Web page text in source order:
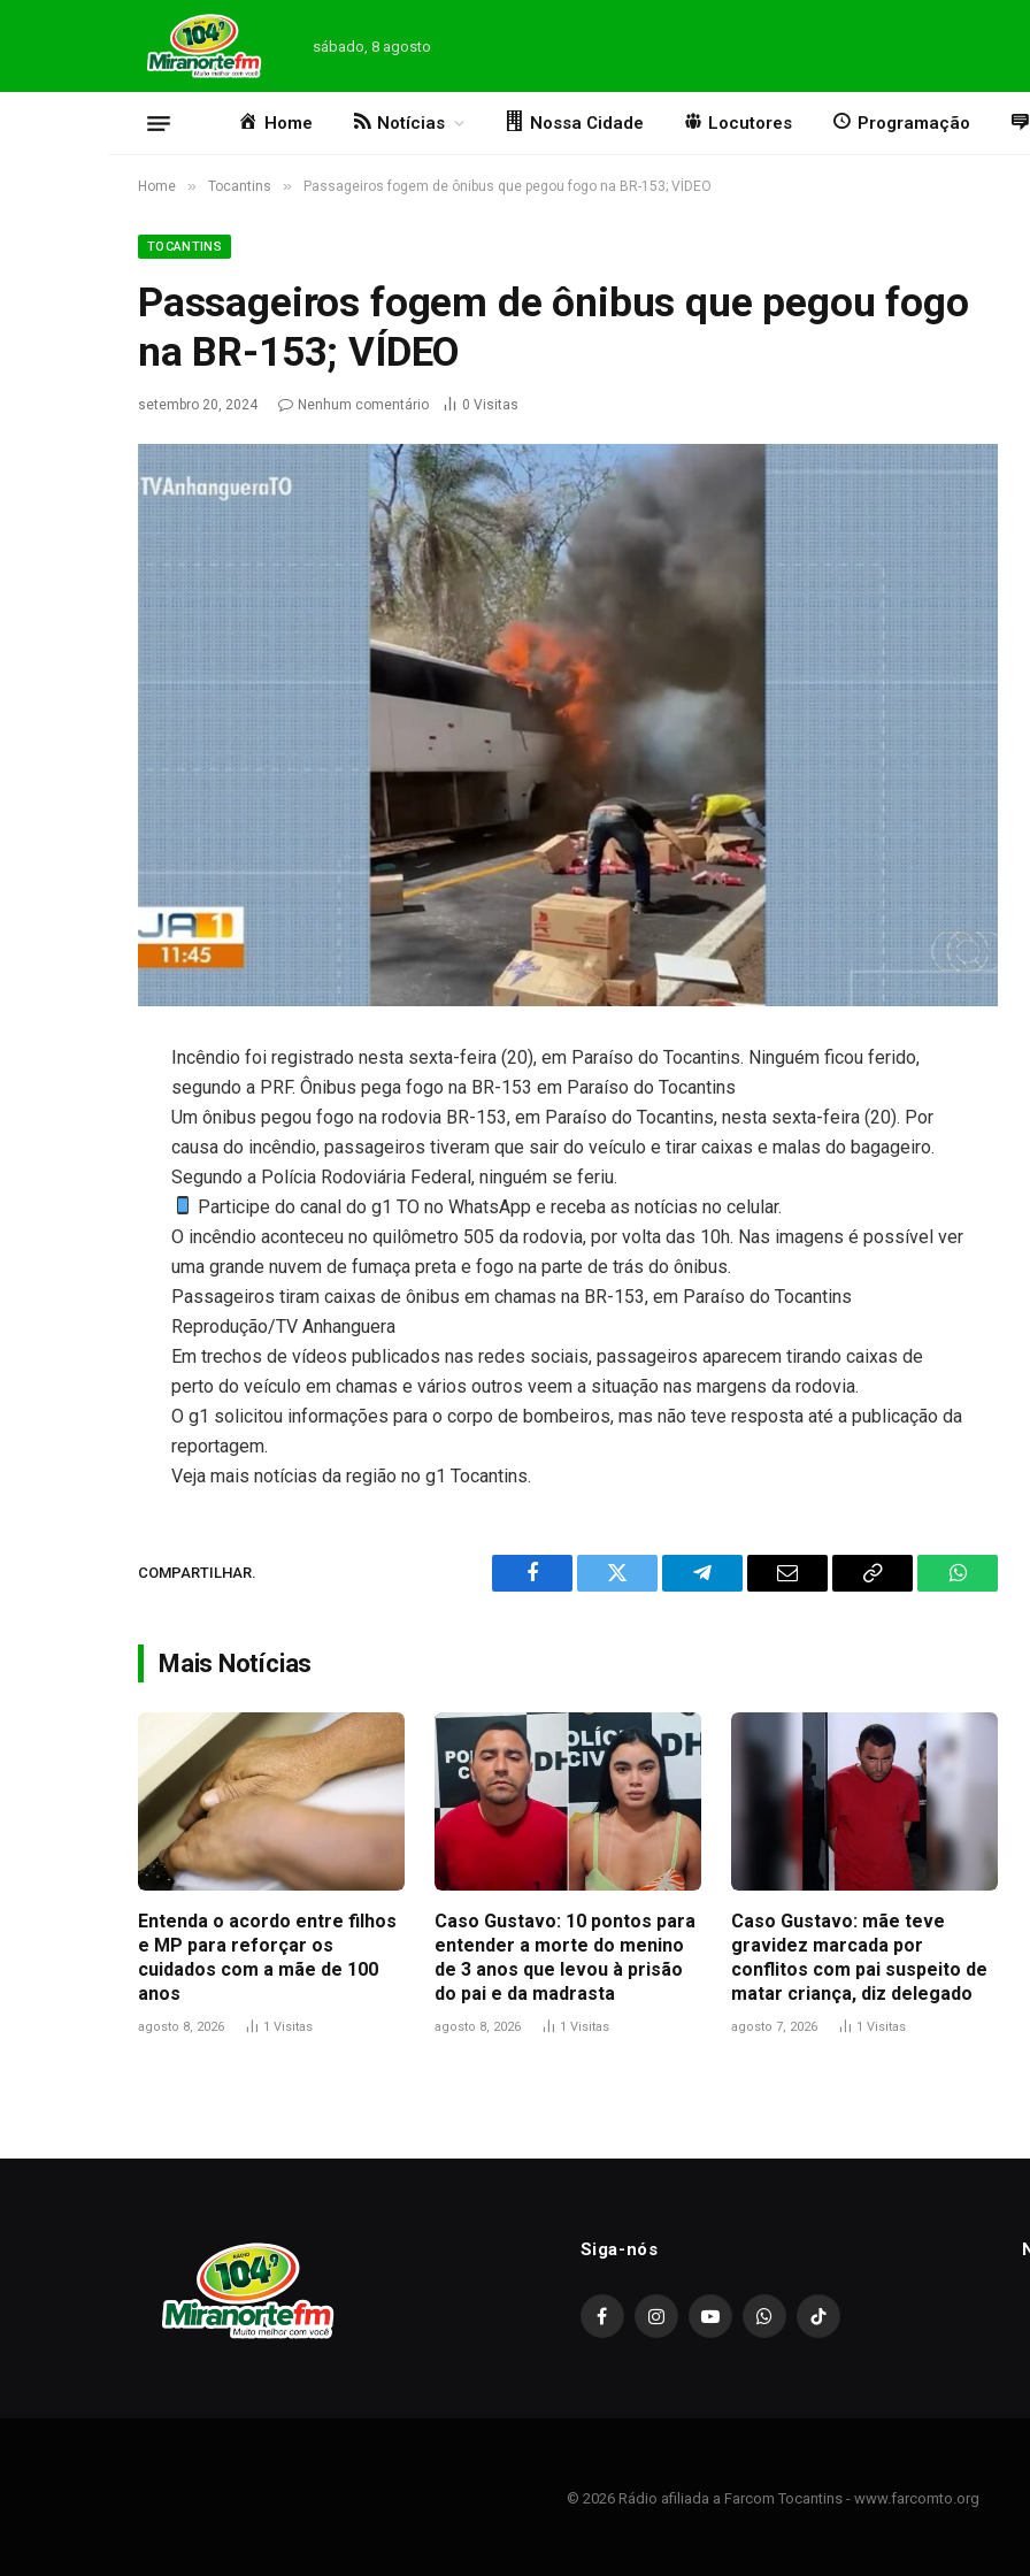
sábado, 8 agosto
Home Notícias Nossa Cidade Locutores Programação
Home » Tocantins » Passageiros fogem de ônibus que pegou fogo na BR-153; VÍDEO
TOCANTINS
Passageiros fogem de ônibus que pegou fogo
na BR-153; VÍDEO
setembro 20, 2024 Nenhum comentário 0 Visitas
Incêndio foi registrado nesta sexta-feira (20), em Paraíso do Tocantins. Ninguém ficou ferido,
segundo a PRF. Ônibus pega fogo na BR-153 em Paraíso do Tocantins
Um ônibus pegou fogo na rodovia BR-153, em Paraíso do Tocantins, nesta sexta-feira (20). Por
causa do incêndio, passageiros tiveram que sair do veículo e tirar caixas e malas do bagageiro.
Segundo a Polícia Rodoviária Federal, ninguém se feriu.
Participe do canal do g1 TO no WhatsApp e receba as notícias no celular.
O incêndio aconteceu no quilômetro 505 da rodovia, por volta das 10h. Nas imagens é possível ver
uma grande nuvem de fumaça preta e fogo na parte de trás do ônibus.
Passageiros tiram caixas de ônibus em chamas na BR-153, em Paraíso do Tocantins
Reprodução/TV Anhanguera
Em trechos de vídeos publicados nas redes sociais, passageiros aparecem tirando caixas de
perto do veículo em chamas e vários outros veem a situação nas margens da rodovia.
O g1 solicitou informações para o corpo de bombeiros, mas não teve resposta até a publicação da
reportagem.
Veja mais notícias da região no g1 Tocantins.
COMPARTILHAR.
Facebook Twitter Telegram Email
Copy
Mais Notícias
Entenda o acordo entre filhos
e MP para reforçar os
cuidados com a mãe de 100
anos
agosto 8, 2026 1 Visitas
Caso Gustavo: 10 pontos para
entender a morte do menino
de 3 anos que levou à prisão
do pai e da madrasta
agosto 8, 2026 1 Visitas
Caso Gustavo: mãe teve
gravidez marcada por
conflitos com pai suspeito de
matar criança, diz delegado
agosto 7, 2026 1 Visitas
Siga-nós
FacebookInstagramYouTubeWhatsAppTikTok
© 2026 Rádio afiliada a Farcom Tocantins - www.farcomto.org